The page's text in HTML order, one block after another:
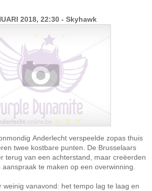
2018, 22:30 - Skyhawk
Anderlecht verspeelde zopas thuis
twee kostbare punten. De Brusselaars
terug van een achterstand, maar creëerden
te maken op een overwinning.
weinig vanavond: het tempo lag te laag en